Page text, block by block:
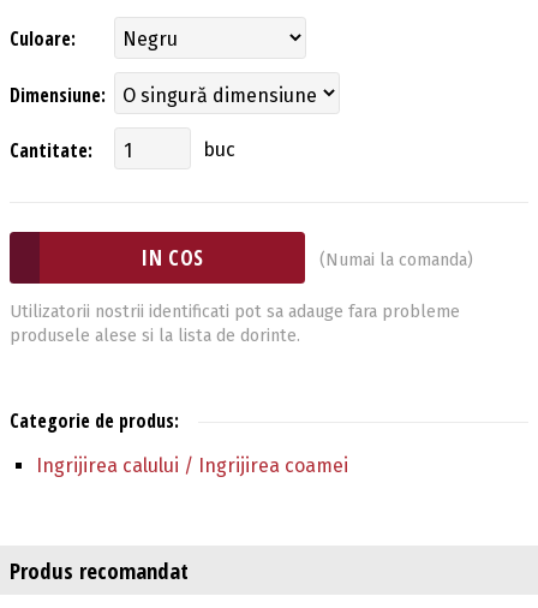
Culoare:
Dimensiune:
Cantitate: buc
(Numai la comanda)
Utilizatorii nostrii identificati pot sa adauge fara probleme
produsele alese si la lista de dorinte.
Categorie de produs:
Ingrijirea calului / Ingrijirea coamei
Produs recomandat